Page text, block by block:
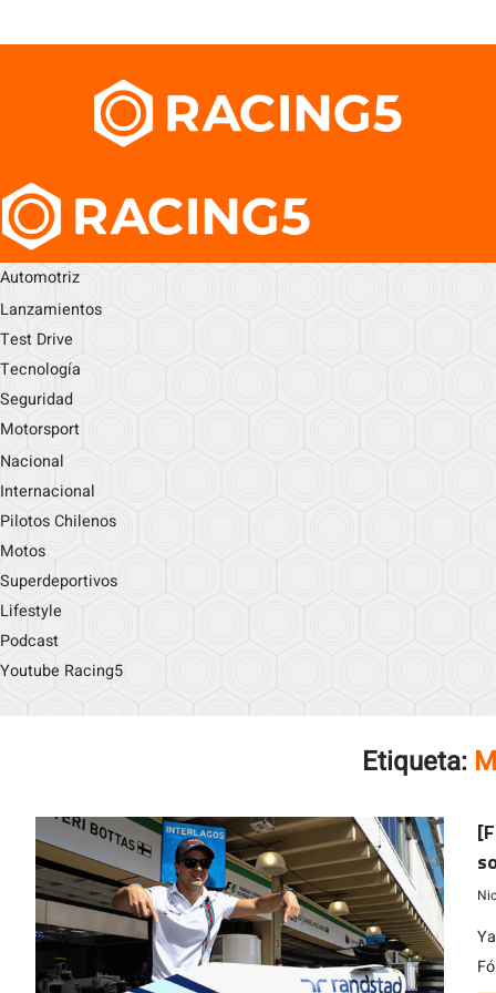
Automotriz
Lanzamientos
Test Drive
Tecnología
Seguridad
Motorsport
Nacional
Internacional
Pilotos Chilenos
Motos
Superdeportivos
Lifestyle
Podcast
Youtube Racing5
Etiqueta: